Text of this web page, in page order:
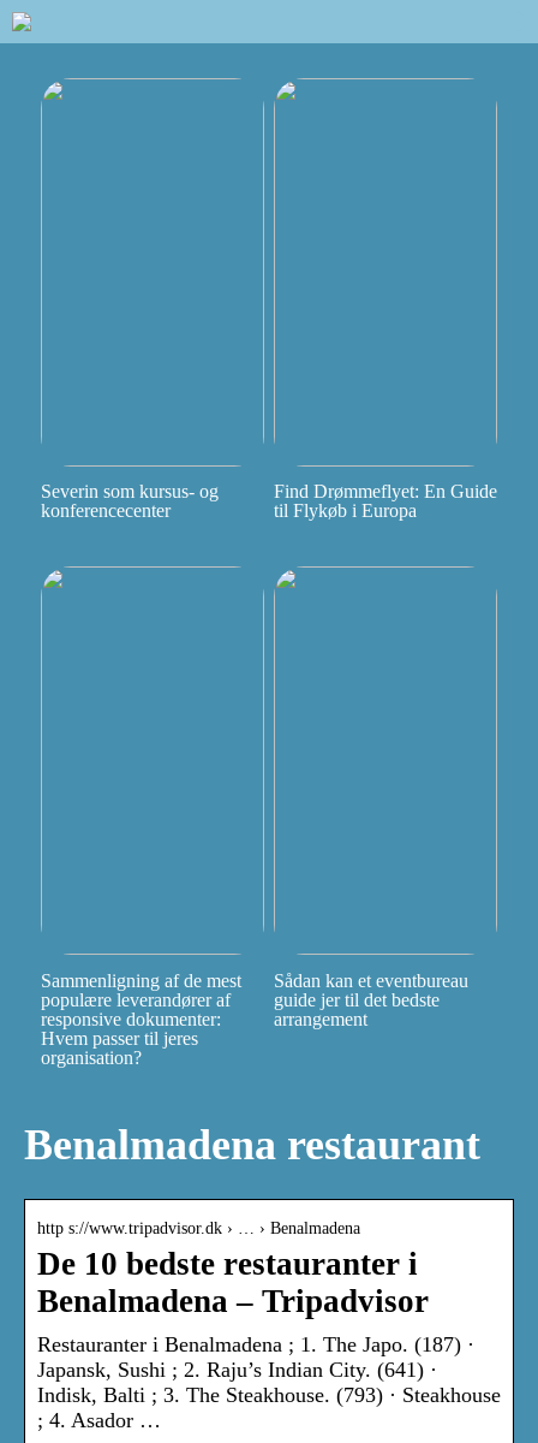
Severin som kursus- og
konferencecenter
Find Drømmeflyet: En Guide
til Flykøb i Europa
Sammenligning af de mest
populære leverandører af
responsive dokumenter:
Hvem passer til jeres
organisation?
Sådan kan et eventbureau
guide jer til det bedste
arrangement
Benalmadena restaurant
http s://www.tripadvisor.dk › … › Benalmadena
De 10 bedste restauranter i
Benalmadena – Tripadvisor
Restauranter i Benalmadena‎ ; 1. The Japo. (187) ·
Japansk, Sushi ; 2. Raju’s Indian City. (641) ·
Indisk, Balti ; 3. The Steakhouse. (793) · Steakhouse
; 4. Asador …